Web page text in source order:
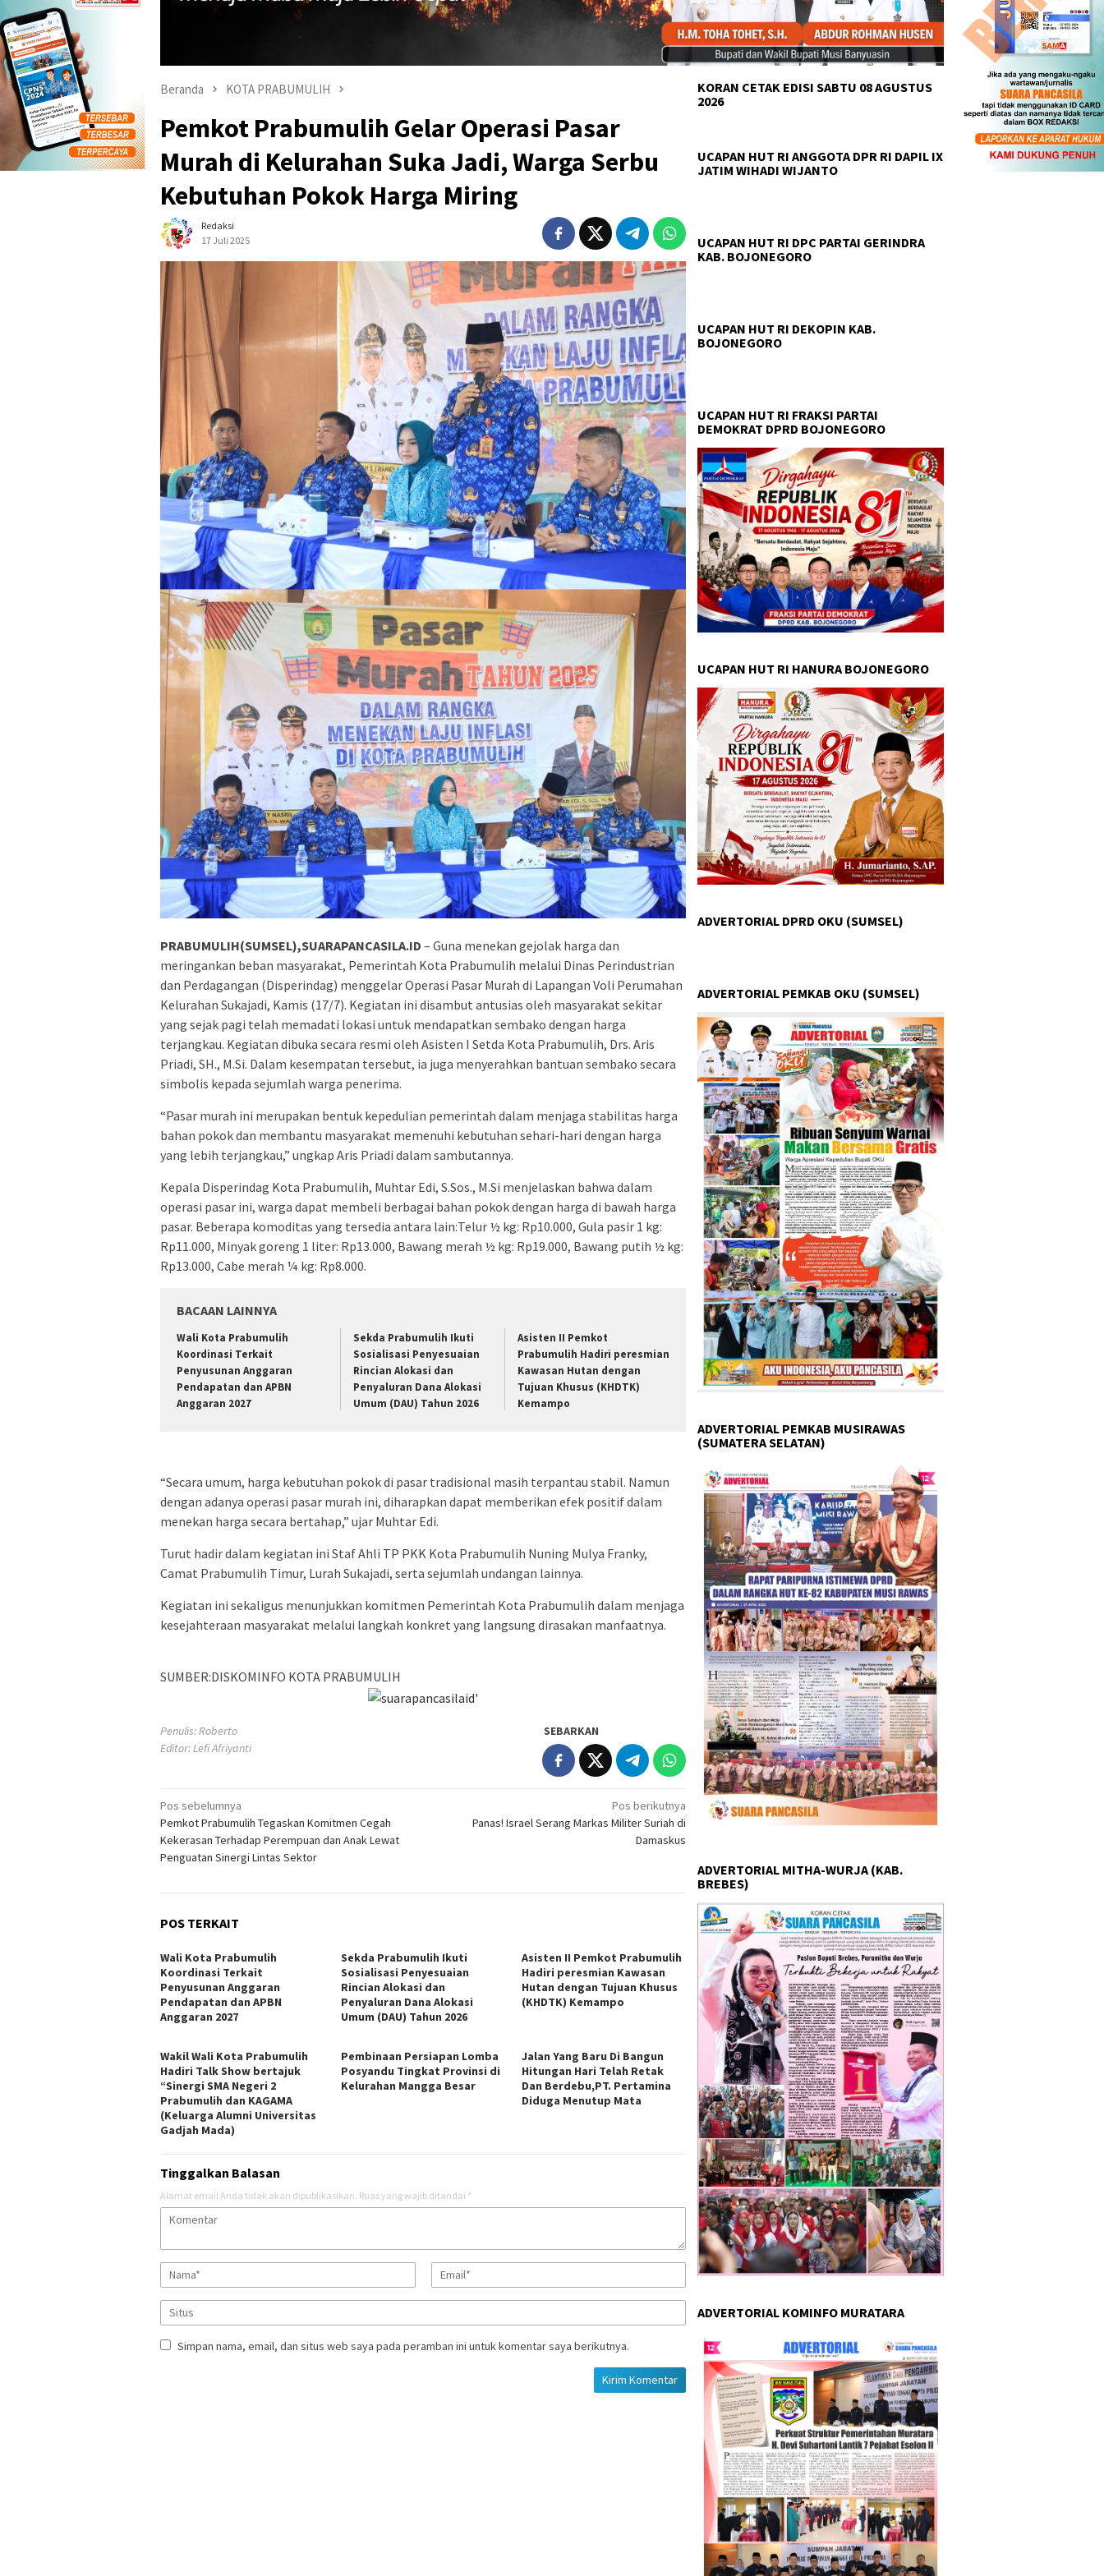
Beranda KOTA PRABUMULIH
Pemkot Prabumulih Gelar Operasi Pasar
Murah di Kelurahan Suka Jadi, Warga Serbu
Kebutuhan Pokok Harga Miring
Redaksi
17 Juli 2025
PRABUMULIH(SUMSEL),SUARAPANCASILA.ID – Guna menekan gejolak harga dan
meringankan beban masyarakat, Pemerintah Kota Prabumulih melalui Dinas Perindustrian
dan Perdagangan (Disperindag) menggelar Operasi Pasar Murah di Lapangan Voli Perumahan
Kelurahan Sukajadi, Kamis (17/7). Kegiatan ini disambut antusias oleh masyarakat sekitar
yang sejak pagi telah memadati lokasi untuk mendapatkan sembako dengan harga
terjangkau. Kegiatan dibuka secara resmi oleh Asisten I Setda Kota Prabumulih, Drs. Aris
Priadi, SH., M.Si. Dalam kesempatan tersebut, ia juga menyerahkan bantuan sembako secara
simbolis kepada sejumlah warga penerima.
“Pasar murah ini merupakan bentuk kepedulian pemerintah dalam menjaga stabilitas harga
bahan pokok dan membantu masyarakat memenuhi kebutuhan sehari-hari dengan harga
yang lebih terjangkau,” ungkap Aris Priadi dalam sambutannya.
Kepala Disperindag Kota Prabumulih, Muhtar Edi, S.Sos., M.Si menjelaskan bahwa dalam
operasi pasar ini, warga dapat membeli berbagai bahan pokok dengan harga di bawah harga
pasar. Beberapa komoditas yang tersedia antara lain:Telur ½ kg: Rp10.000, Gula pasir 1 kg:
Rp11.000, Minyak goreng 1 liter: Rp13.000, Bawang merah ½ kg: Rp19.000, Bawang putih ½ kg:
Rp13.000, Cabe merah ¼ kg: Rp8.000.
BACAAN LAINNYA
Wali Kota Prabumulih
Koordinasi Terkait
Penyusunan Anggaran
Pendapatan dan APBN
Anggaran 2027
Sekda Prabumulih Ikuti
Sosialisasi Penyesuaian
Rincian Alokasi dan
Penyaluran Dana Alokasi
Umum (DAU) Tahun 2026
Asisten II Pemkot
Prabumulih Hadiri peresmian
Kawasan Hutan dengan
Tujuan Khusus (KHDTK)
Kemampo
“Secara umum, harga kebutuhan pokok di pasar tradisional masih terpantau stabil. Namun
dengan adanya operasi pasar murah ini, diharapkan dapat memberikan efek positif dalam
menekan harga secara bertahap,” ujar Muhtar Edi.
Turut hadir dalam kegiatan ini Staf Ahli TP PKK Kota Prabumulih Nuning Mulya Franky,
Camat Prabumulih Timur, Lurah Sukajadi, serta sejumlah undangan lainnya.
Kegiatan ini sekaligus menunjukkan komitmen Pemerintah Kota Prabumulih dalam menjaga
kesejahteraan masyarakat melalui langkah konkret yang langsung dirasakan manfaatnya.
SUMBER:DISKOMINFO KOTA PRABUMULIH
Penulis: Roberto
Editor: Lefi Afriyanti
SEBARKAN
Navigasi
pos
Pos sebelumnya
Pemkot Prabumulih Tegaskan Komitmen Cegah
Kekerasan Terhadap Perempuan dan Anak Lewat
Penguatan Sinergi Lintas Sektor
Pos berikutnya
Panas! Israel Serang Markas Militer Suriah di
Damaskus
POS TERKAIT
Wali Kota Prabumulih
Koordinasi Terkait
Penyusunan Anggaran
Pendapatan dan APBN
Anggaran 2027
Sekda Prabumulih Ikuti
Sosialisasi Penyesuaian
Rincian Alokasi dan
Penyaluran Dana Alokasi
Umum (DAU) Tahun 2026
Asisten II Pemkot Prabumulih
Hadiri peresmian Kawasan
Hutan dengan Tujuan Khusus
(KHDTK) Kemampo
Wakil Wali Kota Prabumulih
Hadiri Talk Show bertajuk
“Sinergi SMA Negeri 2
Prabumulih dan KAGAMA
(Keluarga Alumni Universitas
Gadjah Mada)
Pembinaan Persiapan Lomba
Posyandu Tingkat Provinsi di
Kelurahan Mangga Besar
Jalan Yang Baru Di Bangun
Hitungan Hari Telah Retak
Dan Berdebu,PT. Pertamina
Diduga Menutup Mata
Tinggalkan Balasan
Alamat email Anda tidak akan dipublikasikan. Ruas yang wajib ditandai *
Simpan nama, email, dan situs web saya pada peramban ini untuk komentar saya berikutnya.
KORAN CETAK EDISI SABTU 08 AGUSTUS
2026
UCAPAN HUT RI ANGGOTA DPR RI DAPIL IX
JATIM WIHADI WIJANTO
UCAPAN HUT RI DPC PARTAI GERINDRA
KAB. BOJONEGORO
UCAPAN HUT RI DEKOPIN KAB.
BOJONEGORO
UCAPAN HUT RI FRAKSI PARTAI
DEMOKRAT DPRD BOJONEGORO
UCAPAN HUT RI HANURA BOJONEGORO
ADVERTORIAL DPRD OKU (SUMSEL)
ADVERTORIAL PEMKAB OKU (SUMSEL)
ADVERTORIAL PEMKAB MUSIRAWAS
(SUMATERA SELATAN)
ADVERTORIAL MITHA-WURJA (KAB.
BREBES)
ADVERTORIAL KOMINFO MURATARA